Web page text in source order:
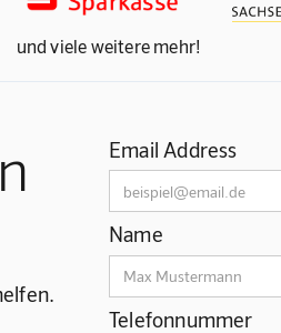
und viele weitere mehr!
Email Address
Name
Telefonnummer